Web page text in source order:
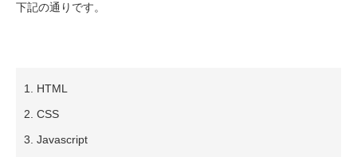
下記の通りです。
1. HTML
2. CSS
3. Javascript